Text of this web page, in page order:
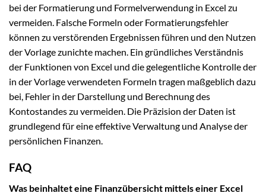
bei der Formatierung und Formelverwendung in Excel zu
vermeiden. Falsche Formeln oder Formatierungsfehler
können zu verstörenden Ergebnissen führen und den Nutzen
der Vorlage zunichte machen. Ein gründliches Verständnis
der Funktionen von Excel und die gelegentliche Kontrolle der
in der Vorlage verwendeten Formeln tragen maßgeblich dazu
bei, Fehler in der Darstellung und Berechnung des
Kontostandes zu vermeiden. Die Präzision der Daten ist
grundlegend für eine effektive Verwaltung und Analyse der
persönlichen Finanzen.
FAQ
Was beinhaltet eine Finanzübersicht mittels einer Excel